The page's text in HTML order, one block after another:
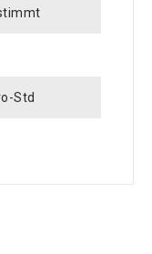
Std